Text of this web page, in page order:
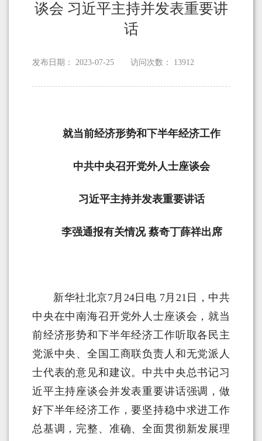
谈会 习近平主持并发表重要讲
话
发布日期： 2023-07-25 访问次数： 13912
就当前经济形势和下半年经济工作
中共中央召开党外人士座谈会
习近平主持并发表重要讲话
李强通报有关情况 蔡奇丁薛祥出席
新华社北京7月24日电 7月21日，中共
中央在中南海召开党外人士座谈会，就当
前经济形势和下半年经济工作听取各民主
党派中央、全国工商联负责人和无党派人
士代表的意见和建议。中共中央总书记习
近平主持座谈会并发表重要讲话强调，做
好下半年经济工作，要坚持稳中求进工作
总基调，完整、准确、全面贯彻新发展理